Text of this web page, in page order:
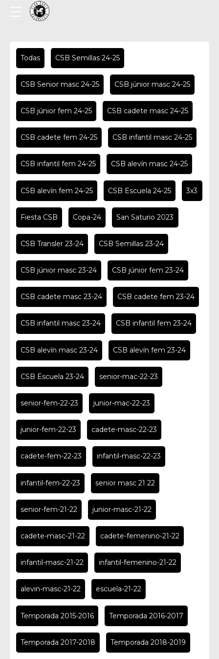
Todas CSB Semillas 24-25
CSB Senior masc 24-25 CSB júnior masc 24-25
CSB júnior fem 24-25 CSB cadete masc 24-25
CSB cadete fem 24-25 CSB infantil masc 24-25
CSB infantil fem 24-25 CSB alevín masc 24-25
CSB alevín fem 24-25 CSB Escuela 24-25 3x3
Fiesta CSB Copa-24 San Saturio 2023
CSB Transler 23-24 CSB Semillas 23-24
CSB júnior masc 23-24 CSB júnior fem 23-24
CSB cadete masc 23-24 CSB cadete fem 23-24
CSB infantil masc 23-24 CSB infantil fem 23-24
CSB alevín masc 23-24 CSB alevín fem 23-24
CSB Escuela 23-24 senior-mac-22-23
senior-fem-22-23 junior-mac-22-23
junior-fem-22-23 cadete-masc-22-23
cadete-fem-22-23 infantil-masc-22-23
infantil-fem-22-23 senior masc 21 22
senior-fem-21-22 junior-masc-21-22
cadete-masc-21-22 cadete-femenino-21-22
infantil-masc-21-22 infantil-femenino-21-22
alevin-masc-21-22 escuela-21-22
Temporada 2015-2016 Temporada 2016-2017
Temporada 2017-2018 Temporada 2018-2019